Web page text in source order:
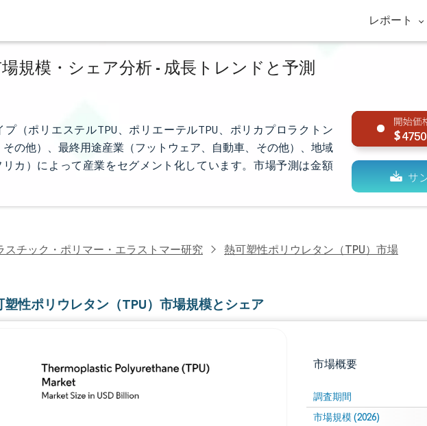
レポート
規模・シェア分析 - 成長トレンドと予測
（ポリエステルTPU、ポリエーテルTPU、ポリカプロラクトン
の他）、最終用途産業（フットウェア、自動車、その他）、地域
カ）によって産業をセグメント化しています。市場予測は金額
4750
スチック・ポリマー・エラストマー研究 熱可塑性ポリウレタン（TPU）市場
塑性ポリウレタン（TPU）市場規模とシェア
市場概要
調査期間
市場規模 (2026)